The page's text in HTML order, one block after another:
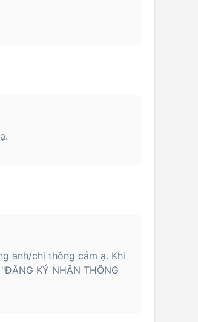
anh/chị thông cảm ạ. Khi
KÝ NHẬN THÔNG